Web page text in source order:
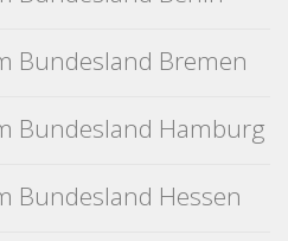
Bundesland Bremen
Bundesland Hamburg
Bundesland Hessen